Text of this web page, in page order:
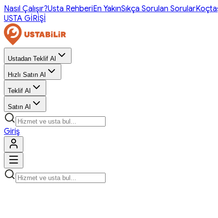
Nasıl Çalışır?Usta RehberiEn YakınSıkça Sorulan Sorular
USTA GİRİŞİ
Ustadan Teklif Al
Hızlı Satın Al
Teklif Al
Satın Al
Giriş